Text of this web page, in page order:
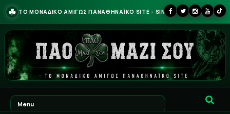
☘ ΤΟ ΜΟΝΑΔΙΚΟ ΑΜΙΓΩΣ ΠΑΝΑΘΗΝΑΪΚΟ SITE - SINCE 2013